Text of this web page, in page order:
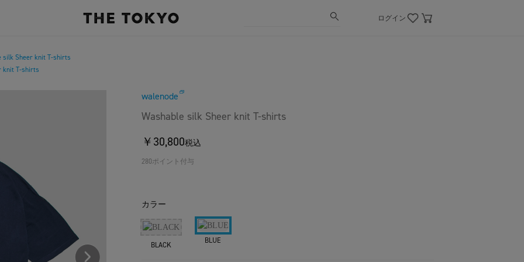
ログイン
silk Sheer knit T-shirts
knit T-shirts
walenode
Washable silk Sheer knit T-shirts
￥30,800税込
280ポイント付与
カラー
BLACK BLUE